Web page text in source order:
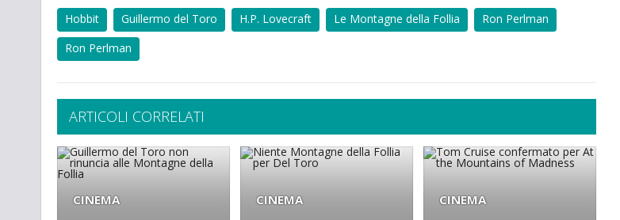
Hobbit
Guillermo del Toro H.P. Lovecraft Le Montagne della Follia
Ron Perlman
Ron Perlman
ARTICOLI CORRELATI
CINEMA CINEMA CINEMA